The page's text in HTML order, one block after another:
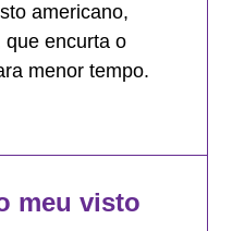
americano,
que encurta o
menor tempo.
meu visto